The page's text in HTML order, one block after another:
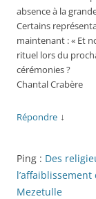
absence à la
Certains
maintenant : « Et
rituel lors du
cérémonies ?
Chantal Crabère
Répondre ↓
Ping : Des
Mezetulle